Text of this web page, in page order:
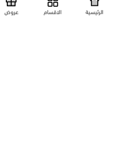
شارع المكاتب, الزقازيق , الشرقية, مصر
الرئيسية الاقسام عروض